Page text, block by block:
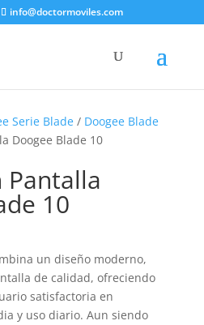
info@doctormoviles.com
Serie Blade/ Doogee Blade
Doogee Blade 10
Pantalla
10
un diseño moderno,
de calidad, ofreciendo
satisfactoria en
y uso diario. Aun siendo